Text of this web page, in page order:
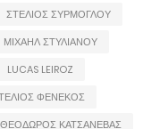
ΣΤΕΛΙΟΣ ΣΥΡΜΟΓΛΟΥ
ΜΙΧΑΗΛ ΣΤΥΛΙΑΝΟΥ
LUCAS LEIROZ
ΦΕΝΕΚΟΣ
ΘΕΟΔΩΡΟΣ ΚΑΤΣΑΝΕΒΑΣ